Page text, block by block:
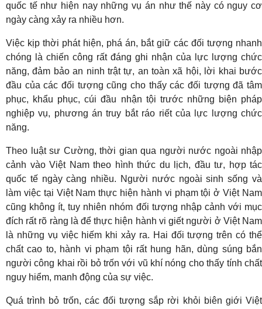
quốc tế như hiện nay những vụ án như thế này có nguy cơ
ngày càng xảy ra nhiều hơn.
Việc kịp thời phát hiện, phá án, bắt giữ các đối tượng nhanh
chóng là chiến công rất đáng ghi nhận của lực lượng chức
năng, đảm bảo an ninh trật tự, an toàn xã hội, lời khai bước
đầu của các đối tượng cũng cho thấy các đối tượng đã tâm
phục, khẩu phục, cúi đầu nhận tội trước những biện pháp
nghiệp vụ, phương án truy bắt ráo riết của lực lượng chức
năng.
Theo luật sư Cường, thời gian qua người nước ngoài nhập
cảnh vào Việt Nam theo hình thức du lịch, đầu tư, hợp tác
quốc tế ngày càng nhiều. Người nước ngoài sinh sống và
làm việc tại Việt Nam thực hiện hành vi phạm tội ở Việt Nam
cũng không ít, tuy nhiên nhóm đối tượng nhập cảnh với mục
đích rất rõ ràng là để thực hiện hành vi giết người ở Việt Nam
là những vụ việc hiếm khi xảy ra. Hai đối tượng trên có thể
chất cao to, hành vi phạm tội rất hung hãn, dùng súng bắn
người công khai rồi bỏ trốn với vũ khí nóng cho thấy tính chất
nguy hiểm, manh động của sự việc.
Quá trình bỏ trốn, các đối tượng sắp rời khỏi biên giới Việt